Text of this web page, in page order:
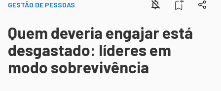
GESTÃO DE PESSOAS
Quem deveria engajar está
desgastado: líderes em
modo sobrevivência